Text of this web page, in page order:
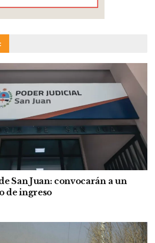
San Juan: convocarán a un
de ingreso